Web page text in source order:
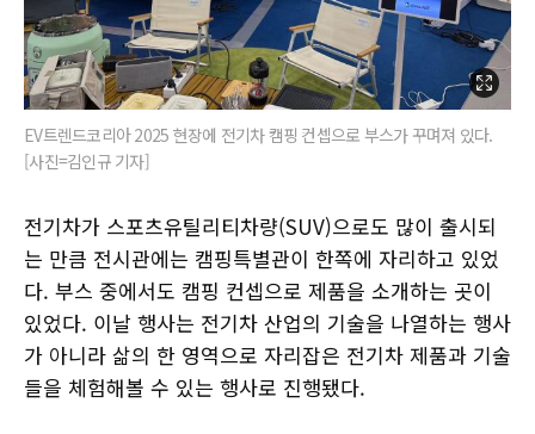
EV트렌드코리아 2025 현장에 전기차 캠핑 컨셉으로 부스가 꾸며져 있다.
[사진=김인규 기자]
전기차가 스포츠유틸리티차량(SUV)으로도 많이 출시되
는 만큼 전시관에는 캠핑특별관이 한쪽에 자리하고 있었
다. 부스 중에서도 캠핑 컨셉으로 제품을 소개하는 곳이
있었다. 이날 행사는 전기차 산업의 기술을 나열하는 행사
가 아니라 삶의 한 영역으로 자리잡은 전기차 제품과 기술
들을 체험해볼 수 있는 행사로 진행됐다.